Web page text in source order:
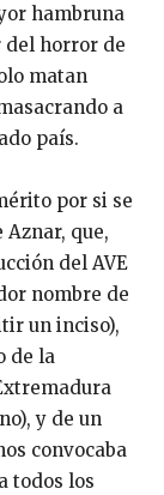
hambruna
del horror de
matan
a
país.
por si se
que,
del AVE
nombre de
un inciso),
de la
y de un
convocaba
todos los